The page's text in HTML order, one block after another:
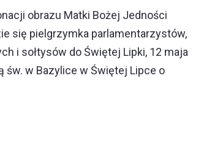
obrazu Matki Bożej Jedności
się pielgrzymka parlamentarzystów,
i sołtysów do Świętej Lipki, 12 maja
św. w Bazylice w Świętej Lipce o